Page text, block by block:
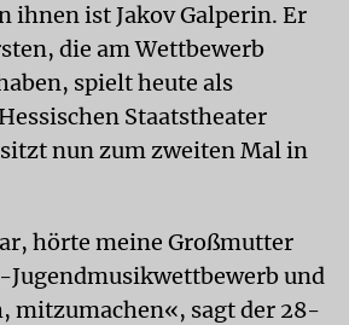
ihnen ist Jakov Galperin. Er
die am Wettbewerb
spielt heute als
Staatstheater
nun zum zweiten Mal in
hörte meine Großmutter
und
mitzumachen«, sagt der 28-